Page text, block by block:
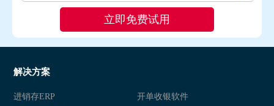
解决方案
进销存ERP
开单收银软件